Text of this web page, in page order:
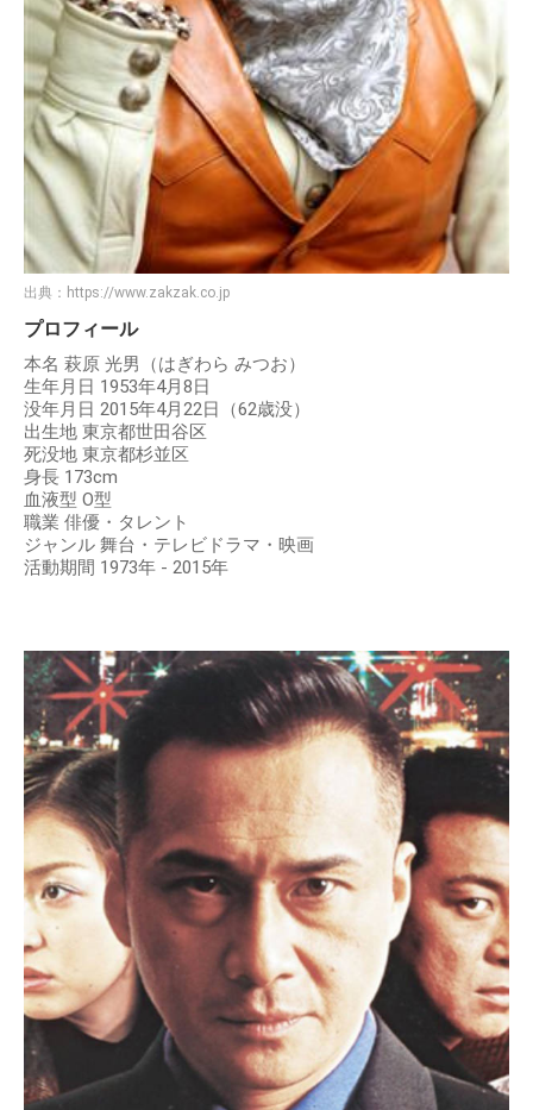
出典： https://www.zakzak.co.jp
プロフィール
本名 萩原 光男（はぎわら みつお）
生年月日 1953年4月8日
没年月日 2015年4月22日（62歳没）
出生地 東京都世田谷区
死没地 東京都杉並区
身長 173cm
血液型 O型
職業 俳優・タレント
ジャンル 舞台・テレビドラマ・映画
活動期間 1973年 - 2015年